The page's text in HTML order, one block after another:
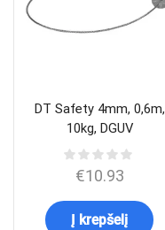
DT Safety 4mm, 0,6m,
10kg, DGUV
€10.93
Į krepšelį